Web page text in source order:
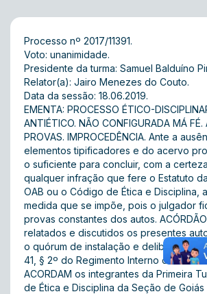
Processo nº 2017/11391.
Voto: unanimidade.
Presidente da turma: Samuel Balduíno
Relator(a): Jairo Menezes do Couto.
Data da sessão: 18.06.2019.
EMENTA: PROCESSO ÉTICO-
ANTIÉTICO. NÃO CONFIGURADA MÁ FÉ.
PROVAS. IMPROCEDÊNCIA. Ante a
elementos tipificadores e do acervo
o suficiente para concluir, com a
qualquer infração que fere o Estatuto
OAB ou o Código de Ética e Disciplina,
medida que se impõe, pois o julgador
provas constantes dos autos.
relatados e discutidos os presentes
o quórum de instalação e deliberação
41, § 2º do Regimento Interno do
ACORDAM os integrantes da Primeira
de Ética e Disciplina da Seção de